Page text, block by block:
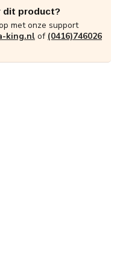
dit product?
met onze support
king.nl of (0416)746026